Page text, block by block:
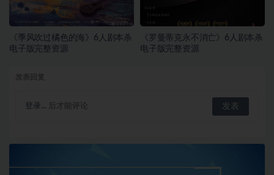
《季风吹过橘色的海》6人剧本杀
电子版完整资源
《罗曼蒂克永不消亡》6人剧本杀
电子版完整资源
登录... 后才能评论